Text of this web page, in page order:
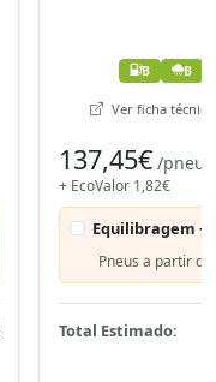
B B
Ver ficha técnica
137,45€ /pneu
+ EcoValor 1,82€
Equilibragem +
Pneus a partir
Total Estimado: